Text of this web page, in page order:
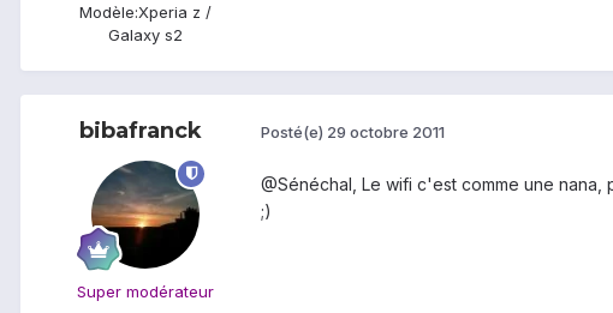
Modèle:Xperia z /
Galaxy s2
bibafranck
Super modérateur
Posté(e) 29 octobre 2011
@Sénéchal, Le wifi c'est comme une
;)